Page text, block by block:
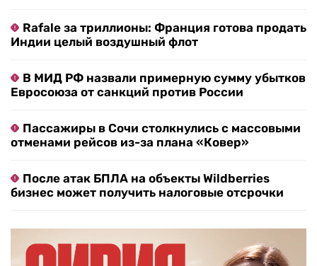
Rafale за триллионы: Франция готова продать
Индии целый воздушный флот
В МИД РФ назвали примерную сумму убытков
Евросоюза от санкций против России
Пассажиры в Сочи столкнулись с массовыми
отменами рейсов из-за плана «Ковер»
После атак БПЛА на объекты Wildberries
бизнес может получить налоговые отсрочки